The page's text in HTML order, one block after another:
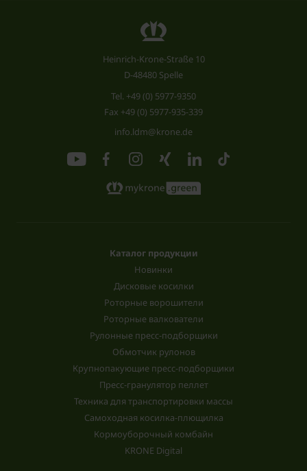
Heinrich-Krone-Straße 10
D-48480 Spelle
Tel. +49 (0) 5977-9350
Fax +49 (0) 5977-935-339
info.ldm@krone.de
Каталог продукции
Новинки
Дисковые косилки
Роторные ворошители
Роторные валкователи
Рулонные пресс-подборщики
Обмотчик рулонов
Крупнопакующие пресс-подборщики
Пресс-гранулятор пеллет
Техника для транспортировки массы
Самоходная косилка-плющилка
Кормоуборочный комбайн
KRONE Digital